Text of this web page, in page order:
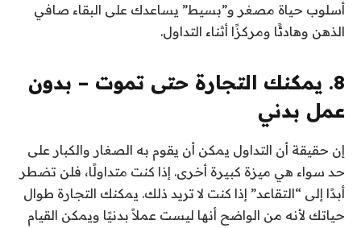
أسلوب حياة مصغر و”بسيط” يساعدك على البقاء صافي
الذهن وهادئًا ومركزًا أثناء التداول.
8. يمكنك التجارة حتى تموت – بدون
عمل بدني
إن حقيقة أن التداول يمكن أن يقوم به الصغار والكبار على
حد سواء هي ميزة كبيرة أخرى. إذا كنت متداولًا، فلن تضطر
أبدًا إلى “التقاعد” إذا كنت لا تريد ذلك. يمكنك التجارة طوال
حياتك لأنه من الواضح أنها ليست عملاً بدنيًا ويمكن القيام